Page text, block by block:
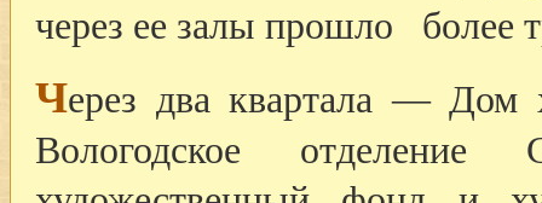
через ее залы прошло более
Через два квартала — Дом
Вологодское